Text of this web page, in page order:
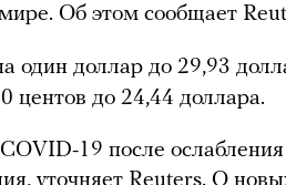
Об этом сообщает
один доллар до 29,93
центов до 24,44 доллара.
19 после
уточняет Reuters. О